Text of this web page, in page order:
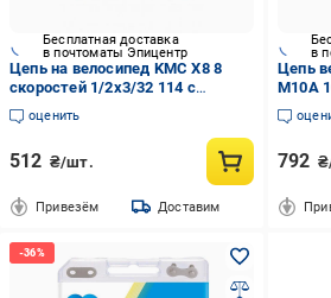
Бесплатная доставка
в почтоматы Эпицентр
Цепь на велосипед KMC X8 8
скоростей 1/2х3/32 114 с
замком Silver/Gray (BX08NG114)
оценить
512 ₴/шт.
Привезём Доставим
в
Цепь
M10A
Silver/
792